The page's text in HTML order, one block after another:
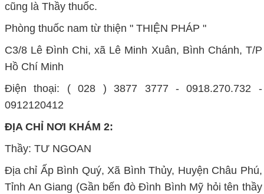
cũng là Thầy thuốc.
Phòng thuốc nam từ thiện " THIỆN PHÁP "
C3/8 Lê Đình Chi, xã Lê Minh Xuân, Bình Chánh, T/P
Hồ Chí Minh
Điện thoại: ( 028 ) 3877 3777 - 0918.270.732 -
0912120412
ĐỊA CHỈ NƠI KHÁM 2:
Thầy: TƯ NGOAN
Địa chỉ Ấp Bình Quý, Xã Bình Thủy, Huyện Châu Phú,
Tỉnh An Giang (Gần bến đò Đình Bình Mỹ hỏi tên thầy